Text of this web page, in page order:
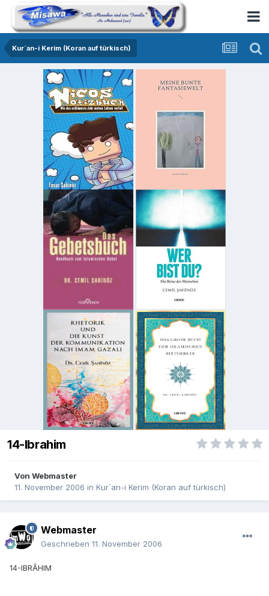
Kur´an-i Kerim (Koran auf türkisch)
14-Ibrahim
Von Webmaster
11. November 2006 in Kur´an-i Kerim (Koran auf türkisch)
Webmaster
Geschrieben 11. November 2006
14-IBRÂHIM